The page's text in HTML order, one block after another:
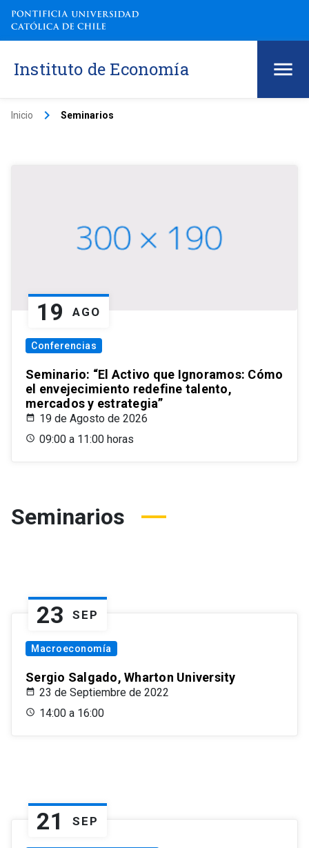
Instituto de Economía
Inicio keyboard_arrow_right Seminarios
19 AGO
Conferencias
Seminario: “El Activo que Ignoramos: Cómo
el envejecimiento redefine talento,
mercados y estrategia”
19 de Agosto de 2026
09:00 a 11:00 horas
Seminarios
23 SEP
Macroeconomía
Sergio Salgado, Wharton University
23 de Septiembre de 2022
14:00 a 16:00
21 SEP